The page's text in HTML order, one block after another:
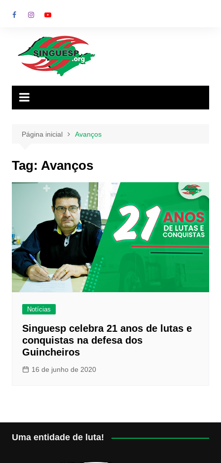
para
Página inicial Avanços
Tag: Avanços
Notícias
Singuesp celebra 21 anos de lutas e
conquistas na defesa dos
Guincheiros
16 de junho de 2020
Uma entidade de luta!